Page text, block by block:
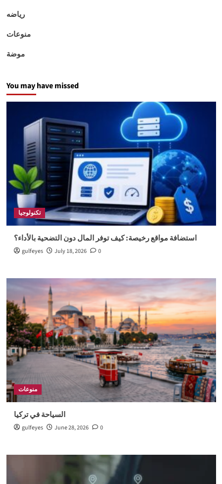
رياضه
منوعات
موضة
You may have missed
تكنولوجيا
استضافة مواقع رخيصة: كيف توفر المال دون التضحية بالأداء؟
gulfeyes July 18, 2026 0
منوعات
السياحة في تركيا
gulfeyes June 28, 2026 0